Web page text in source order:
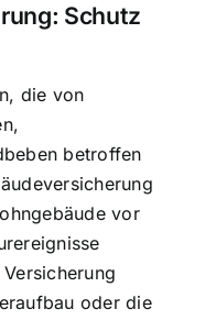
Schutz
die von
betroffen
vor
oder die